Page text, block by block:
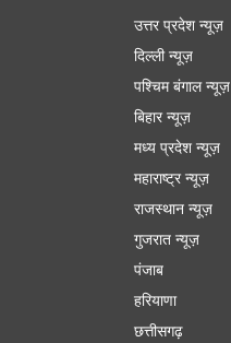
उत्तर प्रदेश न्यूज़
दिल्ली न्यूज़
पश्चिम बंगाल न्यूज़
बिहार न्यूज़
मध्य प्रदेश न्यूज़
महाराष्ट्र न्यूज़
राजस्थान न्यूज़
गुजरात न्यूज़
पंजाब
हरियाणा
छत्तीसगढ़